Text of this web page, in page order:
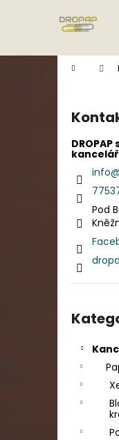
Domů
kancelář
info@
Pod
kategorie
í
Zpět
do
Zpět
do
DAHLE